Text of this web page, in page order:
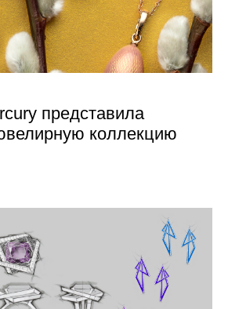
представила
коллекцию